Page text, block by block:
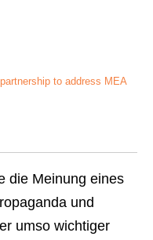
to address MEA
die Meinung eines
und
umso wichtiger